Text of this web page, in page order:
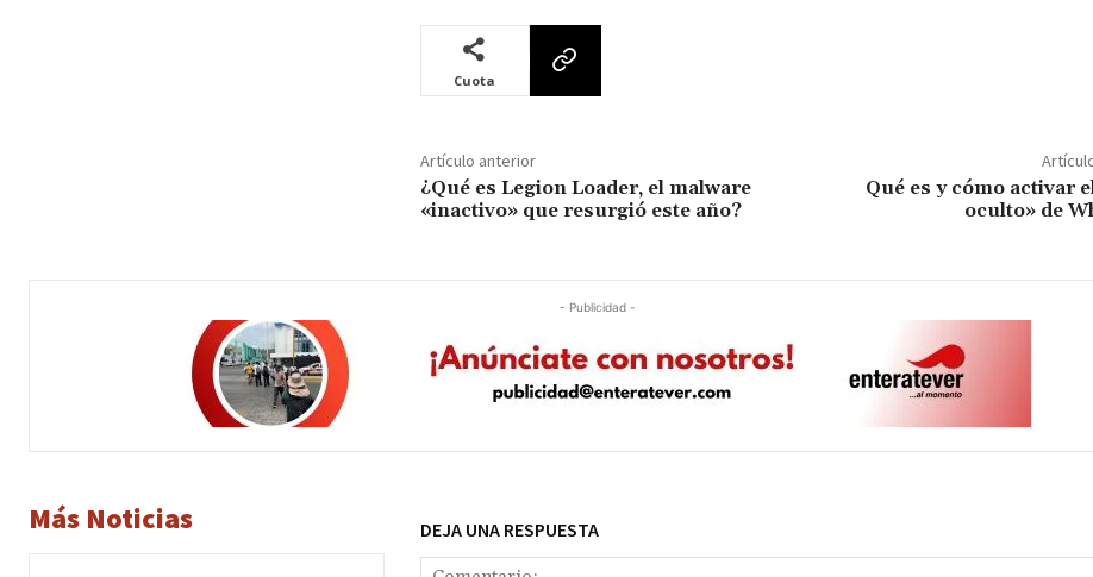
Cuota
Artículo anterior
¿Qué es Legion Loader, el malware
«inactivo» que resurgió este año?
Qué es y cómo activar
oculto» de
- Publicidad -
Más Noticias DEJA UNA RESPUESTA